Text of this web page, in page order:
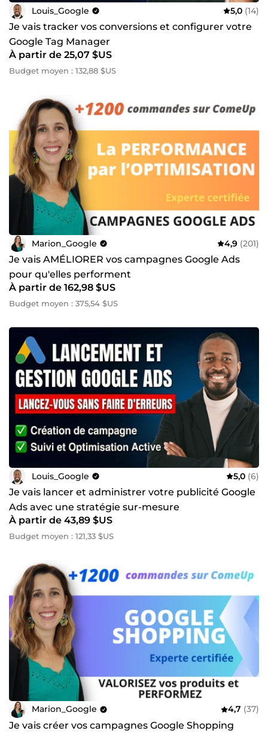
Louis_Google 5,0 (14)
Je vais tracker vos conversions et configurer votre
Google Tag Manager
À partir de 25,07 $US
Budget moyen : 132,88 $US
Marion_Google 4,9 (201)
Je vais AMÉLIORER vos campagnes Google Ads
pour qu'elles performent
À partir de 162,98 $US
Budget moyen : 375,54 $US
Louis_Google 5,0 (6)
Je vais lancer et administrer votre publicité Google
Ads avec une stratégie sur-mesure
À partir de 43,89 $US
Budget moyen : 121,33 $US
Marion_Google 4,7 (37)
Je vais créer vos campagnes Google Shopping